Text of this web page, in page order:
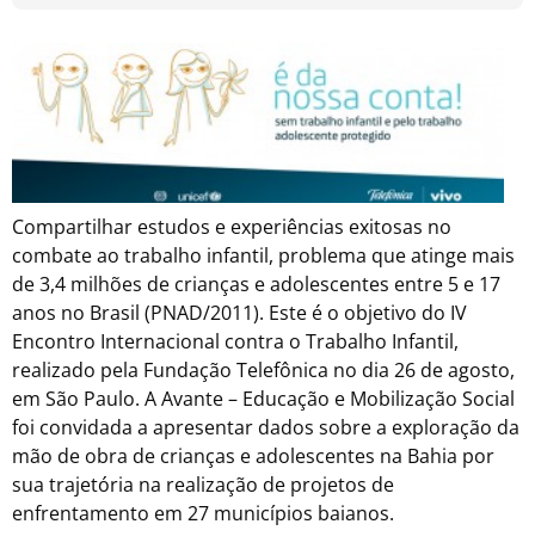
Compartilhar estudos e experiências exitosas no
combate ao trabalho infantil, problema que atinge mais
de 3,4 milhões de crianças e adolescentes entre 5 e 17
anos no Brasil (PNAD/2011). Este é o objetivo do IV
Encontro Internacional contra o Trabalho Infantil,
realizado pela Fundação Telefônica no dia 26 de agosto,
em São Paulo. A Avante – Educação e Mobilização Social
foi convidada a apresentar dados sobre a exploração da
mão de obra de crianças e adolescentes na Bahia por
sua trajetória na realização de projetos de
enfrentamento em 27 municípios baianos.